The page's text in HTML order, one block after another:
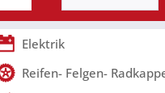
Elektrik
Reifen- Felgen-